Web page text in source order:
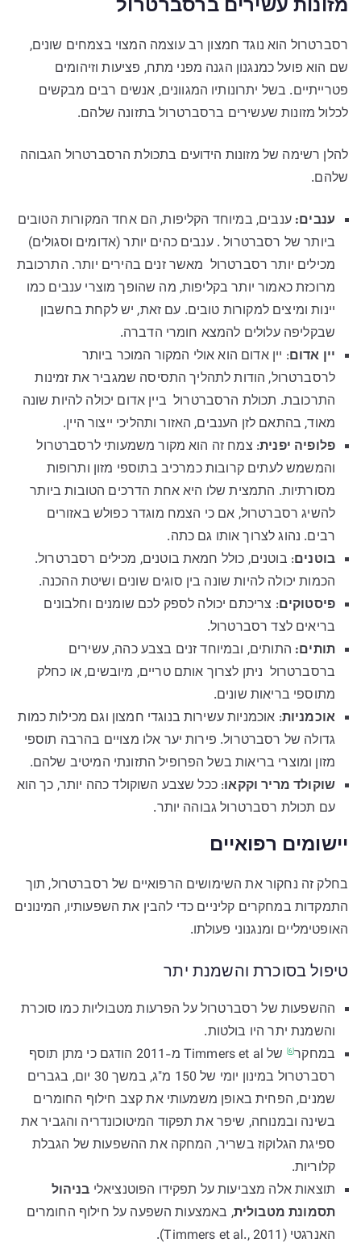
רסברטרול הוא נוגד חמצון רב עוצמה המצוי בצמחים שונים,
שם הוא פועל כמנגנון הגנה מפני מתח, פציעות וזיהומים
פטרייתיים. בשל יתרונותיו המגוונים, אנשים רבים מבקשים
לכלול מזונות שעשירים ברסברטרול בתזונה שלהם.
להלן רשימה של מזונות הידועים בתכולת הרסברטרול הגבוהה
שלהם.
ענבים: ענבים, במיוחד הקליפות, הם אחד המקורות הטובים
ביותר של רסברטרול . ענבים כהים יותר (אדומים וסגולים)
מכילים יותר רסברטרול מאשר זנים בהירים יותר. התרכובת
מרוכזת כאמור יותר בקליפות, מה שהופך מוצרי ענבים כמו
יינות ומיצים למקורות טובים. עם זאת, יש לקחת בחשבון
שבקליפה עלולים להמצא חומרי הדברה.
יין אדום: יין אדום הוא אולי המקור המוכר ביותר
לרסברטרול, הודות לתהליך התסיסה שמגביר את זמינות
התרכובת. תכולת הרסברטרול ביין אדום יכולה להיות שונה
מאוד, בהתאם לזן הענבים, האזור ותהליכי ייצור היין.
פלופיה יפנית: צמח זה הוא מקור משמעותי לרסברטרול
והמשמש לעתים קרובות כמרכיב בתוספי מזון ותרופות
מסורתיות. התמצית שלו היא אחת הדרכים הטובות ביותר
להשיג רסברטרול, אם כי הצמח מוגדר כפולש באזורים
רבים. נהוג לצרוך אותו גם כתה.
בוטנים: בוטנים, כולל חמאת בוטנים, מכילים רסברטרול.
הכמות יכולה להיות שונה בין סוגים שונים ושיטת ההכנה.
פיסטוקים: צריכתם יכולה לספק לכם שומנים וחלבונים
בריאים לצד רסברטרול.
תותים: התותים, ובמיוחד זנים בצבע כהה, עשירים
ברסברטרול ניתן לצרוך אותם טריים, מיובשים, או כחלק
מתוספי בריאות שונים.
אוכמניות: אוכמניות עשירות בנוגדי חמצון וגם מכילות כמות
גדולה של רסברטרול. פירות יער אלו מצויים בהרבה תוספי
מזון ומוצרי בריאות בשל הפרופיל התזונתי המיטיב שלהם.
שוקולד מריר וקקאו: ככל שצבע השוקולד כהה יותר, כך הוא
עם תכולת רסברטרול גבוהה יותר.
יישומים רפואיים
בחלק זה נחקור את השימושים הרפואיים של רסברטרול, תוך
התמקדות במחקרים קליניים כדי להבין את השפעותיו, המינונים
האופטימליים ומנגנוני פעולתו.
טיפול בסוכרת והשמנת יתר
ההשפעות של רסברטרול על הפרעות מטבוליות כמו סוכרת
והשמנת יתר היו בולטות.
במחקר[6]
של Timmers et al מ-2011 הודגם כי מתן תוסף
רסברטרול במינון יומי של 150 מ"ג, במשך 30 יום, בגברים
שמנים, הפחית באופן משמעותי את קצב חילוף החומרים
בשינה ובמנוחה, שיפר את תפקוד המיטוכונדריה והגביר את
ספיגת הגלוקוז בשריר, המחקה את ההשפעות של הגבלת
קלוריות.
תוצאות אלה מצביעות על תפקידו הפוטנציאלי בניהול
תסמונת מטבולית, באמצעות השפעה על חילוף החומרים
האנרגטי (Timmers et al., 2011).